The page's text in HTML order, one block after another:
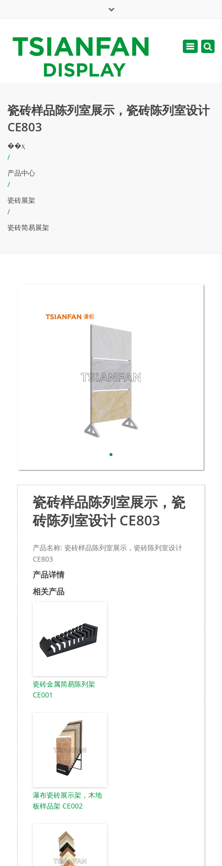
周一 - 周六: 7:00 - 17:00
Toggle
瓷砖样品陈列室展示，瓷砖陈列室设计
CE803
��ҳ
/
产品中心
/
瓷砖展架
/
瓷砖简易展架
瓷砖样品陈列室展示，瓷
砖陈列室设计 CE803
产品名称: 瓷砖样品陈列室展示，瓷砖陈列室设计
CE803
产品详情
相关产品
瓷砖金属简易陈列架
CE001
瀑布瓷砖展示架，木地
板样品架 CE002